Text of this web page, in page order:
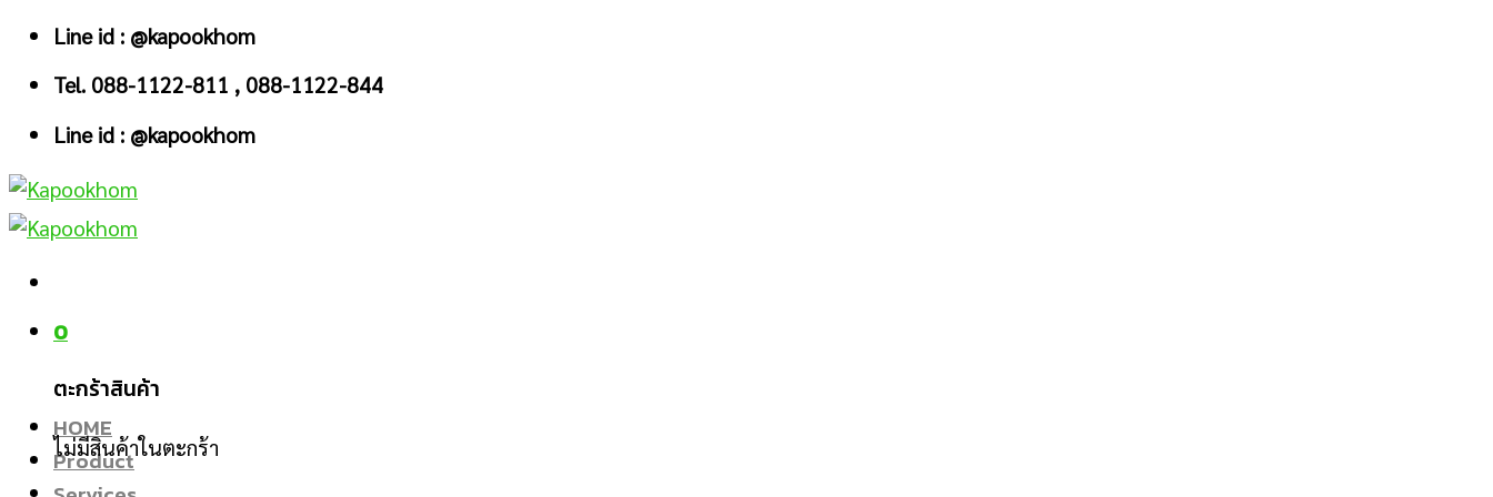
Skip
content
Line id : @kapookhom
Tel. 088-1122-811 , 088-1122-844
Line id : @kapookhom
0
ตะกร้าสินค้า
ไม่มีสินค้าในตะกร้า
HOME
Product